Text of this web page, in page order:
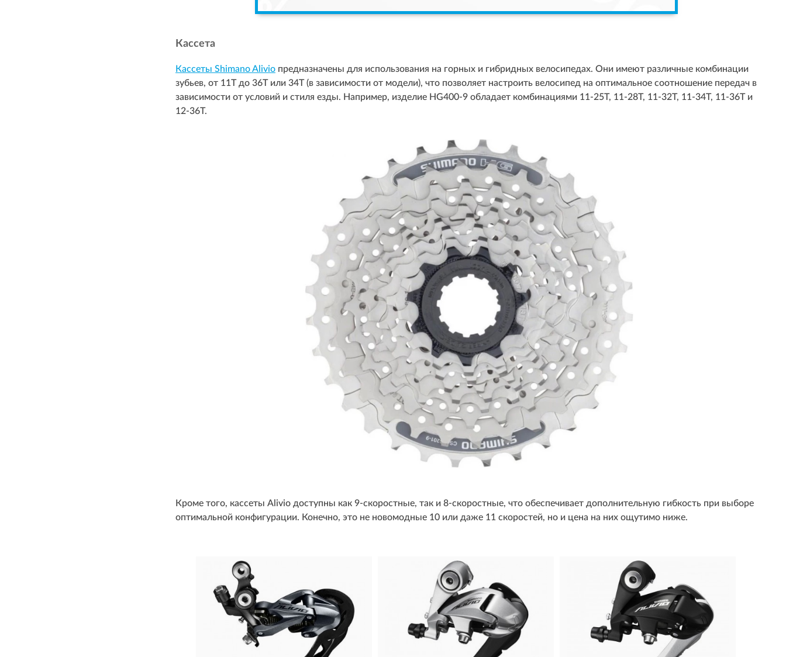
Кассета
Кассеты Shimano Alivio предназначены для использования на горных и гибридных велосипедах. Они имеют различные комбинации
зубьев, от 11T до 36T или 34T (в зависимости от модели), что позволяет настроить велосипед на оптимальное соотношение передач в
зависимости от условий и стиля езды. Например, изделие HG400-9 обладает комбинациями 11-25T, 11-28T, 11-32T, 11-34T, 11-36Т и
12-36T.
Кроме того, кассеты Alivio доступны как 9-скоростные, так и 8-скоростные, что обеспечивает дополнительную гибкость при выборе
оптимальной конфигурации. Конечно, это не новомодные 10 или даже 11 скоростей, но и цена на них ощутимо ниже.